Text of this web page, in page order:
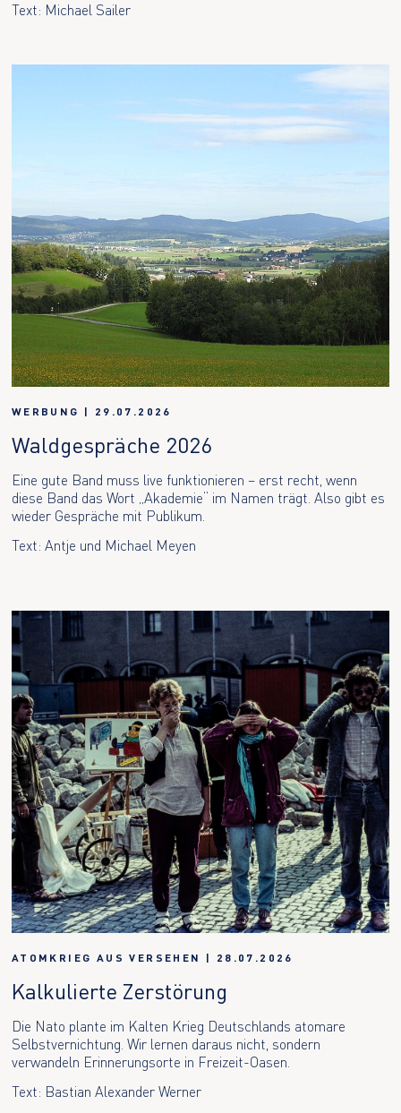
Text: Michael Sailer
WERBUNG | 29.07.2026
Waldgespräche 2026
Eine gute Band muss live funktionieren – erst recht, wenn
diese Band das Wort „Akademie“ im Namen trägt. Also gibt es
wieder Gespräche mit Publikum.
Text: Antje und Michael Meyen
ATOMKRIEG AUS VERSEHEN | 28.07.2026
Kalkulierte Zerstörung
Die Nato plante im Kalten Krieg Deutschlands atomare
Selbstvernichtung. Wir lernen daraus nicht, sondern
verwandeln Erinnerungsorte in Freizeit-Oasen.
Text: Bastian Alexander Werner